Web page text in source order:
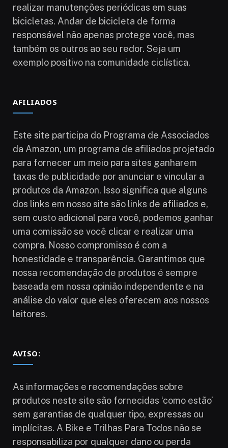
realizar manutenções periódicas em suas
bicicletas. Andar de bicicleta de forma
responsável não apenas protege você, mas
também os outros ao seu redor. Seja um
exemplo positivo na comunidade ciclística.
AFILIADOS
Este site participa do Programa de Associados
da Amazon, um programa de afiliados projetado
para fornecer um meio para sites ganharem
taxas de publicidade por anunciar e vincular a
produtos da Amazon. Isso significa que alguns
dos links em nosso site são links de afiliados e,
sem custo adicional para você, podemos ganhar
uma comissão se você clicar e realizar uma
compra. Nosso compromisso é com a
honestidade e transparência. Garantimos que
nossa recomendação de produtos é sempre
baseada em nossa opinião independente e na
análise do valor que eles oferecem aos nossos
leitores.
AVISO:
As informações e recomendações sobre
produtos neste site são fornecidas ‘como estão’
sem garantias de qualquer tipo, expressas ou
implícitas. A Bike e Trilhas Para Todos não se
responsabiliza por qualquer dano ou perda